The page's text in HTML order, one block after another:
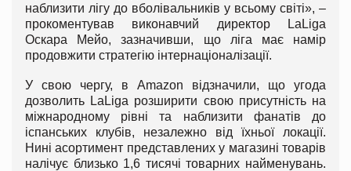
наблизити лігу до вболівальників у всьому світі», –
прокоментував виконавчий директор LaLiga
Оскара Мейо, зазначивши, що ліга має намір
продовжити стратегію інтернаціоналізації.
У свою чергу, в Amazon відзначили, що угода
дозволить LaLiga розширити свою присутність на
міжнародному рівні та наблизити фанатів до
іспанських клубів, незалежно від їхньої локації.
Нині асортимент представлених у магазині товарів
налічує близько 1,6 тисячі товарних найменувань.